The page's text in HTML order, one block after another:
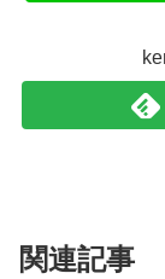
関連記事